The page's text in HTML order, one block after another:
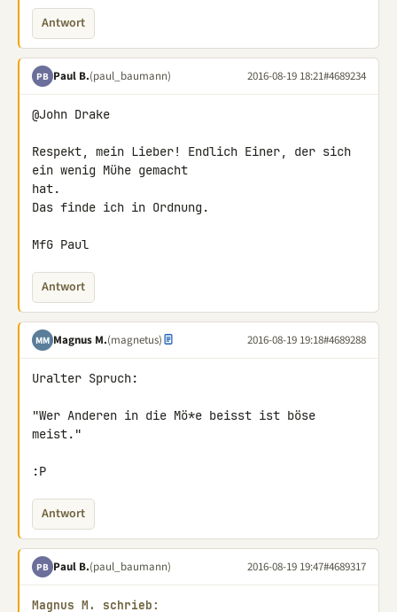
Antwort
PB Paul B.(paul_baumann) 2016-08-19 18:21#4689234
@John Drake
Respekt, mein Lieber! Endlich Einer, der sich
ein wenig Mühe gemacht
hat.
Das finde ich in Ordnung.
MfG Paul
Antwort
MM Magnus M.(magnetus) 2016-08-19 19:18#4689288
Uralter Spruch:
"Wer Anderen in die Mö*e beisst ist böse
meist."
:P
Antwort
PB Paul B.(paul_baumann) 2016-08-19 19:47#4689317
Magnus M. schrieb: